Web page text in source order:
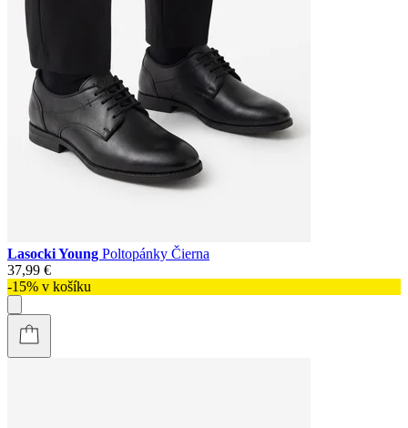
Lasocki Young Poltopánky Čierna
37,99 €
-15% v košíku